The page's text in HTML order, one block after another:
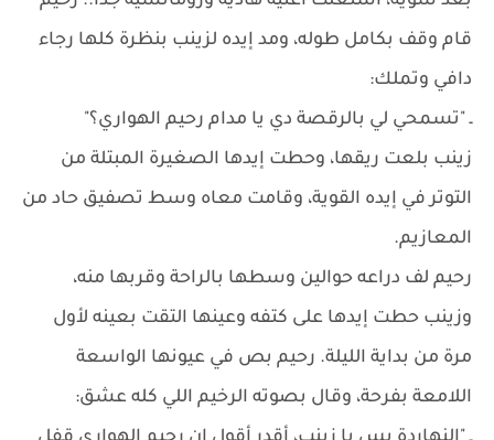
قام وقف بكامل طوله، ومد إيده لزينب بنظرة كلها رجاء
دافي وتملك:
ـ "تسمحي لي بالرقصة دي يا مدام رحيم الهواري؟"
زينب بلعت ريقها، وحطت إيدها الصغيرة المبتلة من
التوتر في إيده القوية، وقامت معاه وسط تصفيق حاد من
المعازيم.
رحيم لف دراعه حوالين وسطها بالراحة وقربها منه،
وزينب حطت إيدها على كتفه وعينها التقت بعينه لأول
مرة من بداية الليلة. رحيم بص في عيونها الواسعة
اللامعة بفرحة، وقال بصوته الرخيم اللي كله عشق: